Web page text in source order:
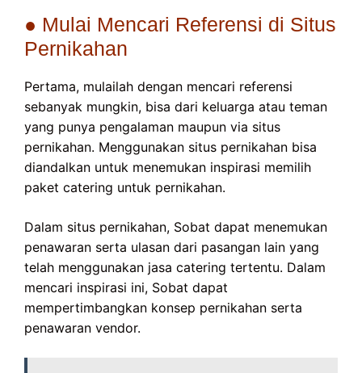
● Mulai Mencari Referensi di Situs
Pernikahan
Pertama, mulailah dengan mencari referensi
sebanyak mungkin, bisa dari keluarga atau teman
yang punya pengalaman maupun via situs
pernikahan. Menggunakan situs pernikahan bisa
diandalkan untuk menemukan inspirasi memilih
paket catering untuk pernikahan.
Dalam situs pernikahan, Sobat dapat menemukan
penawaran serta ulasan dari pasangan lain yang
telah menggunakan jasa catering tertentu. Dalam
mencari inspirasi ini, Sobat dapat
mempertimbangkan konsep pernikahan serta
penawaran vendor.